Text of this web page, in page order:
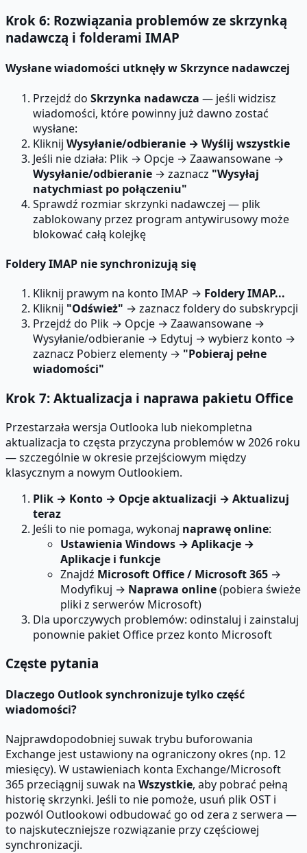
Krok 6: Rozwiązania problemów ze skrzynką
nadawczą i folderami IMAP
Wysłane wiadomości utknęły w Skrzynce nadawczej
Przejdź do Skrzynka nadawcza — jeśli widzisz
wiadomości, które powinny już dawno zostać
wysłane:
Kliknij Wysyłanie/odbieranie → Wyślij wszystkie
Jeśli nie działa: Plik → Opcje → Zaawansowane →
Wysyłanie/odbieranie → zaznacz "Wysyłaj
natychmiast po połączeniu"
Sprawdź rozmiar skrzynki nadawczej — plik
zablokowany przez program antywirusowy może
blokować całą kolejkę
Foldery IMAP nie synchronizują się
Kliknij prawym na konto IMAP → Foldery IMAP...
Kliknij "Odśwież" → zaznacz foldery do subskrypcji
Przejdź do Plik → Opcje → Zaawansowane →
Wysyłanie/odbieranie → Edytuj → wybierz konto →
zaznacz Pobierz elementy → "Pobieraj pełne
wiadomości"
Krok 7: Aktualizacja i naprawa pakietu Office
Przestarzała wersja Outlooka lub niekompletna
aktualizacja to częsta przyczyna problemów w 2026 roku
— szczególnie w okresie przejściowym między
klasycznym a nowym Outlookiem.
Plik → Konto → Opcje aktualizacji → Aktualizuj
teraz
Jeśli to nie pomaga, wykonaj naprawę online:
Ustawienia Windows → Aplikacje →
Aplikacje i funkcje
Znajdź Microsoft Office / Microsoft 365 →
Modyfikuj → Naprawa online(pobiera świeże
pliki z serwerów Microsoft)
Dla uporczywych problemów: odinstaluj i zainstaluj
ponownie pakiet Office przez konto Microsoft
Częste pytania
Dlaczego Outlook synchronizuje tylko część
wiadomości?
Najprawdopodobniej suwak trybu buforowania
Exchange jest ustawiony na ograniczony okres (np. 12
miesięcy). W ustawieniach konta Exchange/Microsoft
365 przeciągnij suwak na Wszystkie, aby pobrać pełną
historię skrzynki. Jeśli to nie pomoże, usuń plik OST i
pozwól Outlookowi odbudować go od zera z serwera —
to najskuteczniejsze rozwiązanie przy częściowej
synchronizacji.